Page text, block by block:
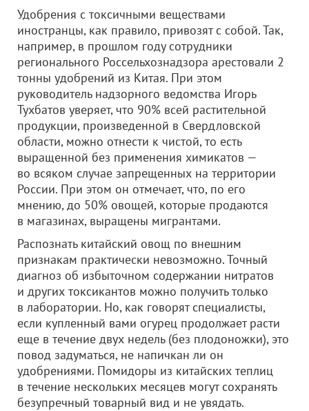
Удобрения с токсичными веществами
иностранцы, как правило, привозят с собой. Так,
например, в прошлом году сотрудники
регионального Россельхознадзора арестовали 2
тонны удобрений из Китая. При этом
руководитель надзорного ведомства Игорь
Тухбатов уверяет, что 90% всей растительной
продукции, произведенной в Свердловской
области, можно отнести к чистой, то есть
выращенной без применения химикатов —
во всяком случае запрещенных на территории
России. При этом он отмечает, что, по его
мнению, до 50% овощей, которые продаются
в магазинах, выращены мигрантами.
Распознать китайский овощ по внешним
признакам практически невозможно. Точный
диагноз об избыточном содержании нитратов
и других токсикантов можно получить только
в лаборатории. Но, как говорят специалисты,
если купленный вами огурец продолжает расти
еще в течение двух недель (без плодоножки), это
повод задуматься, не напичкан ли он
удобрениями. Помидоры из китайских теплиц
в течение нескольких месяцев могут сохранять
безупречный товарный вид и не увядать.